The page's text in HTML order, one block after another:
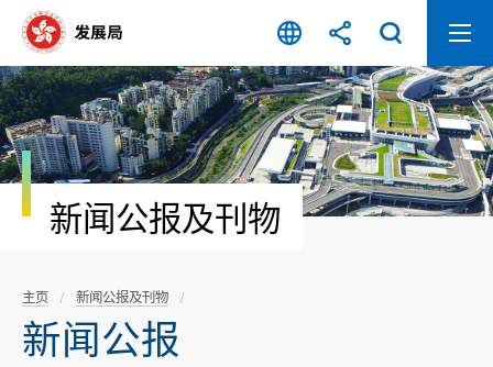
容
开
始
新闻公报及刊物
主页 新闻公报及刊物
新闻公报